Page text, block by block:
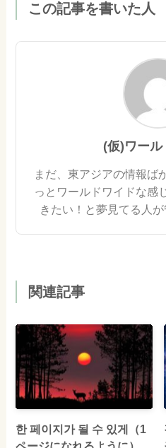
この記事を書いた人
(仮)ワール
まだ、東アジアの情報ば
っとワールドワイドな感
きたい！と夢見てる人が
関連記事
한 페이지가 될 수 있게（1